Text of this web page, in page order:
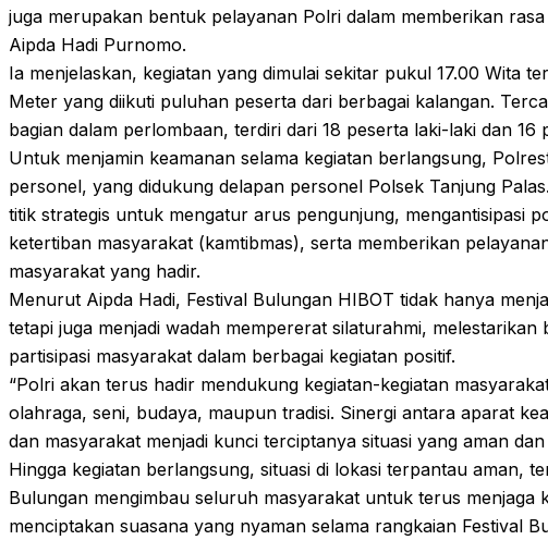
juga merupakan bentuk pelayanan Polri dalam memberikan
Aipda Hadi Purnomo.
Ia menjelaskan, kegiatan yang dimulai sekitar pukul 17.00 Wita
Meter yang diikuti puluhan peserta dari berbagai kalangan.
bagian dalam perlombaan, terdiri dari 18 peserta laki-laki dan 16
Untuk menjamin keamanan selama kegiatan berlangsung,
personel, yang didukung delapan personel Polsek Tanjung
titik strategis untuk mengatur arus pengunjung, mengantisipasi
ketertiban masyarakat (kamtibmas), serta memberikan
masyarakat yang hadir.
Menurut Aipda Hadi, Festival Bulungan HIBOT tidak hanya
tetapi juga menjadi wadah mempererat silaturahmi,
partisipasi masyarakat dalam berbagai kegiatan positif.
“Polri akan terus hadir mendukung kegiatan-kegiatan
olahraga, seni, budaya, maupun tradisi. Sinergi antara aparat
dan masyarakat menjadi kunci terciptanya situasi yang aman
Hingga kegiatan berlangsung, situasi di lokasi terpantau aman,
Bulungan mengimbau seluruh masyarakat untuk terus menjaga
menciptakan suasana yang nyaman selama rangkaian Festival